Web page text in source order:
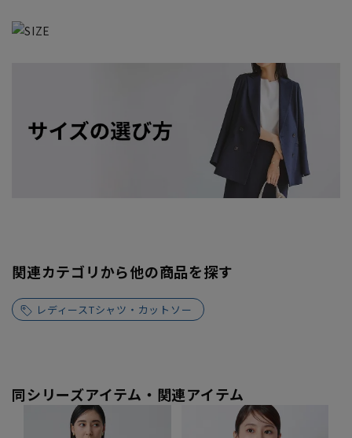
関連カテゴリから他の商品を探す
レディースTシャツ・カットソー
同シリーズアイテム・関連アイテム